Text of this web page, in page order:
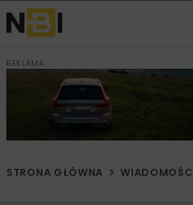
REKLAMA
STRONA GŁÓWNA